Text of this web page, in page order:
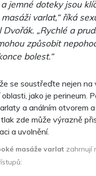
a jemné doteky jsou
varlat,“ říká
Dvořák. „Rychlé a
způsobit
bolest.“
se soustřeďte nejen na
jako je perineum.
a análním otvorem a
tlak zde může výrazně
a uvolnění.
masáže varlat zahrnují